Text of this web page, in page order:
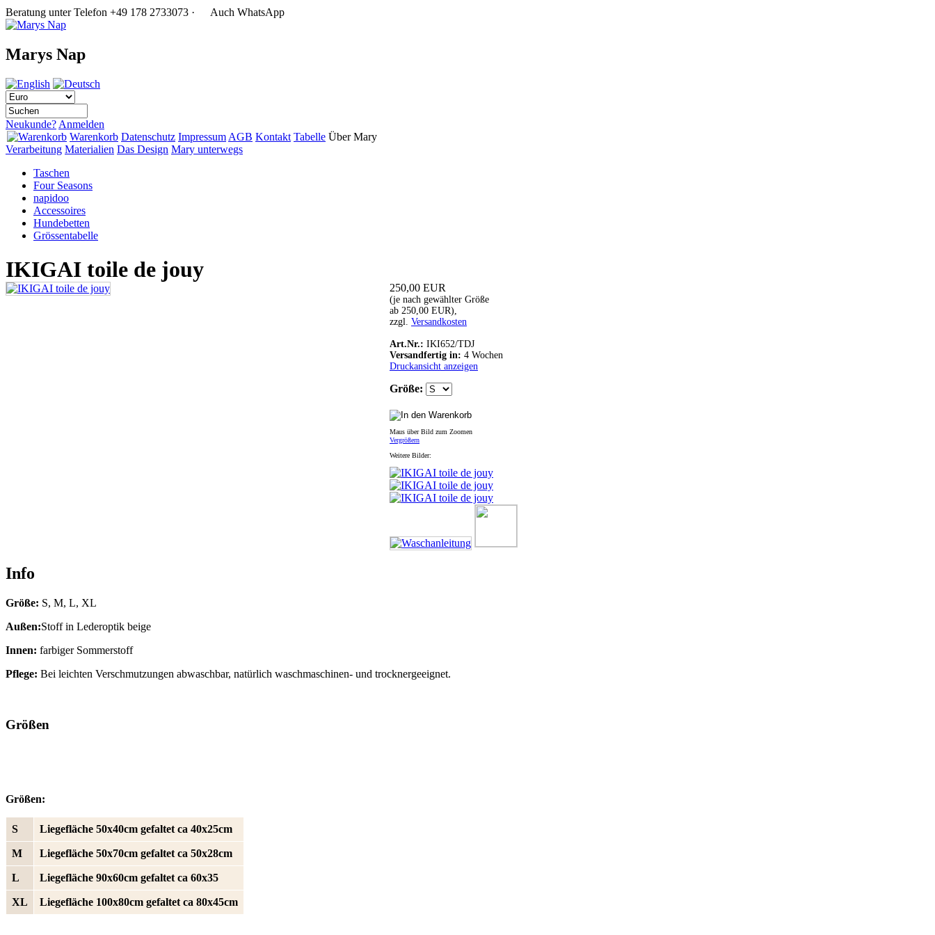
Beratung unter Telefon +49 178 2733073 · Auch WhatsApp
Marys Nap
Neukunde? Anmelden
Warenkorb Datenschutz Impressum AGB Kontakt Tabelle Über Mary
Verarbeitung Materialien Das Design Mary unterwegs
Taschen
Four Seasons
napidoo
Accessoires
Hundebetten
Grössentabelle
IKIGAI toile de jouy
250,00 EUR
(je nach gewählter Größe
ab 250,00 EUR),
zzgl. Versandkosten
Art.Nr.: IKI652/TDJ
Versandfertig in: 4 Wochen
Druckansicht anzeigen
Größe:
Maus über Bild zum Zoomen
Vergrößern
Weitere Bilder:
Info
Größe: S, M, L, XL
Außen:Stoff in Lederoptik beige
Innen: farbiger Sommerstoff
Pflege: Bei leichten Verschmutzungen abwaschbar, natürlich waschmaschinen- und trocknergeeignet.
Größen
Größen:
S Liegefläche 50x40cm gefaltet ca 40x25cm
M Liegefläche 50x70cm gefaltet ca 50x28cm
L Liegefläche 90x60cm gefaltet ca 60x35
XL Liegefläche 100x80cm gefaltet ca 80x45cm